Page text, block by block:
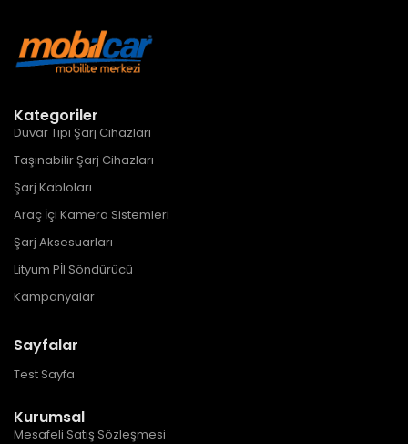
Kategoriler
Duvar Tipi Şarj Cihazları
Taşınabilir Şarj Cihazları
Şarj Kabloları
Araç İçi Kamera Sistemleri
Şarj Aksesuarları
Lityum Pİl Söndürücü
Kampanyalar
Sayfalar
Test Sayfa
Kurumsal
Mesafeli Satış Sözleşmesi